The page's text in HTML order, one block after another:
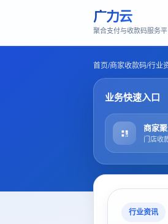
广力云
聚合支付与收款码服务平
首页/商家收款码/行业
业务快速入口
商家
门店收
行业资讯